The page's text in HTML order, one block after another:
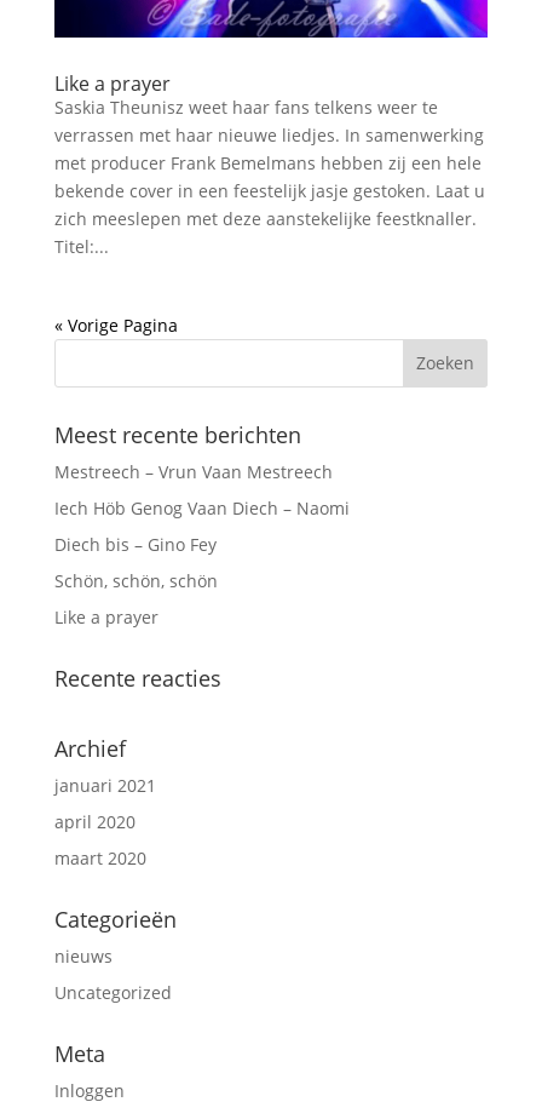
Like a prayer
Saskia Theunisz weet haar fans telkens weer te
verrassen met haar nieuwe liedjes. In samenwerking
met producer Frank Bemelmans hebben zij een hele
bekende cover in een feestelijk jasje gestoken. Laat u
zich meeslepen met deze aanstekelijke feestknaller.
Titel:...
« Vorige Pagina
Meest recente berichten
Mestreech – Vrun Vaan Mestreech
Iech Höb Genog Vaan Diech – Naomi
Diech bis – Gino Fey
Schön, schön, schön
Like a prayer
Recente reacties
Archief
januari 2021
april 2020
maart 2020
Categorieën
nieuws
Uncategorized
Meta
Inloggen